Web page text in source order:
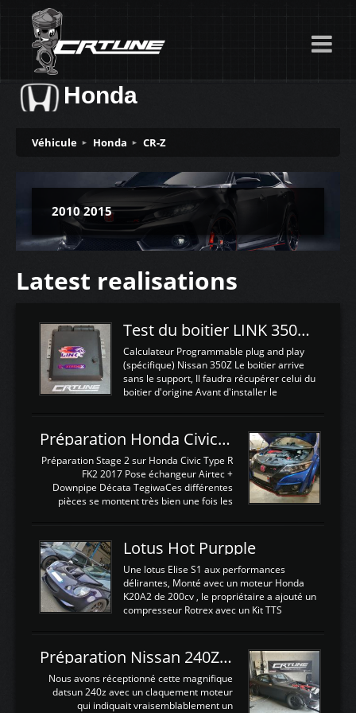
Honda
Véhicule Honda CR-Z
2010 2015
Latest realisations
Test du boitier LINK 350Z Plugin ECU
Calculateur Programmable plug and play
(spécifique) Nissan 350Z Le boitier arrive
sans le support, Il faudra récupérer celui du
boitier d'origine Avant d'installer le
d'envoyer l'information de la large bande
dans le boitier. sydney sweeney deepfake
La sortie 0-5V de l'afr sera connectée sur
l'entrée AN Volt 8 et GndAN pour
Analogique, et Volt car l'information est une
tension (Pas une résistance variable d'un
est temps de brancher le ...
Préparation Honda Civic Type R FK2
Préparation Stage 2 sur Honda Civic Type R
FK2 2017 Pose échangeur Airtec +
Downpipe Décata TegiwaCes différentes
pièces se montent très bien une fois les
légere découpe du plastique inferieur,
negénant en rien la structure ou le
fonctionnement du fond plat. Une
reprogrammation Stage 2 est faite sur le
calculateur d'origine. Une alternative
économique au passage sur Hondata
d'origine 310cv et 400Nn , Une fois
reprogrammé et les ...
Lotus Hot Purpple
Une lotus Elise S1 aux performances
délirantes, Monté avec un moteur Honda
K20A2 de 200cv , le propriétaire a ajouté un
compresseur Rotrex avec un Kit TTS
d'augmenter la puissance de son moteur:
un watercooler a été ajouté. 300Cv sans
échangeurLa lotus équipée d'un Hondata
Kpro et d'une large bande pour le réglage
Avantages et inconvénients d'un
Préparation Nissan 240Z SR20DET
Nous avons réceptionné cette magnifique
datsun 240z avec un claquement moteur
qui indiquait vraisemblablement un